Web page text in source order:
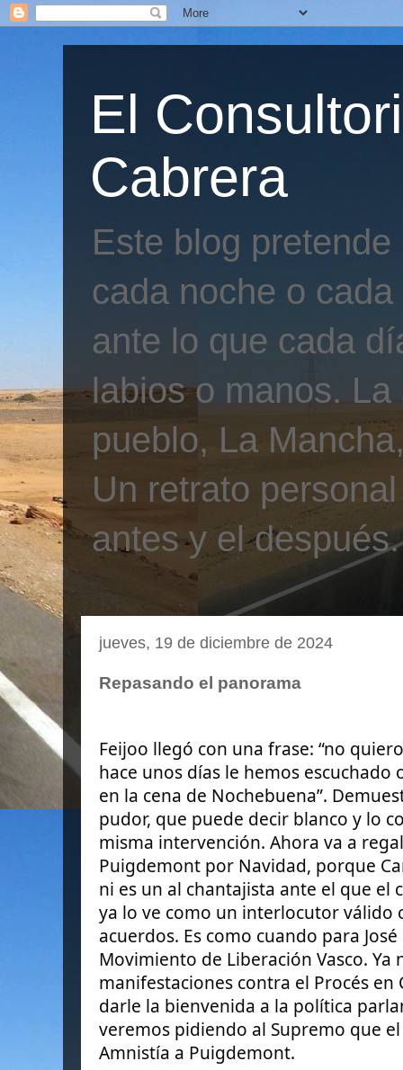
El
Cabrera
Este blog
cada noche o
ante lo que cada
labios o manos.
pueblo, La
Un retrato
antes y el después.
jueves, 19 de diciembre de 2024
Repasando el panorama
Feijoo llegó con una frase: “no
hace unos días le hemos escuchado
en la cena de Nochebuena”.
pudor, que puede decir blanco y lo
misma intervención. Ahora va a
Puigdemont por Navidad, porque
ni es un al chantajista ante el que el
ya lo ve como un interlocutorválido
acuerdos. Es como cuando para
Movimiento de Liberación Vasco. Ya
manifestaciones contra el Procés en
darle la bienvenida a la política
veremos pidiendo al Supremo que
Amnistía a Puigdemont.